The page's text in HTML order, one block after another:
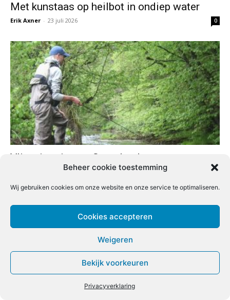
Beheer cookie toestemming
Wij gebruiken cookies om onze website en onze service te optimaliseren.
Cookies accepteren
Weigeren
Bekijk voorkeuren
Privacyverklaring
Met kunstaas op heilbot in ondiep water
Erik Axner - 23 juli 2026 0
Vliegvistrajecten Sauerland
13 juli 2024 0